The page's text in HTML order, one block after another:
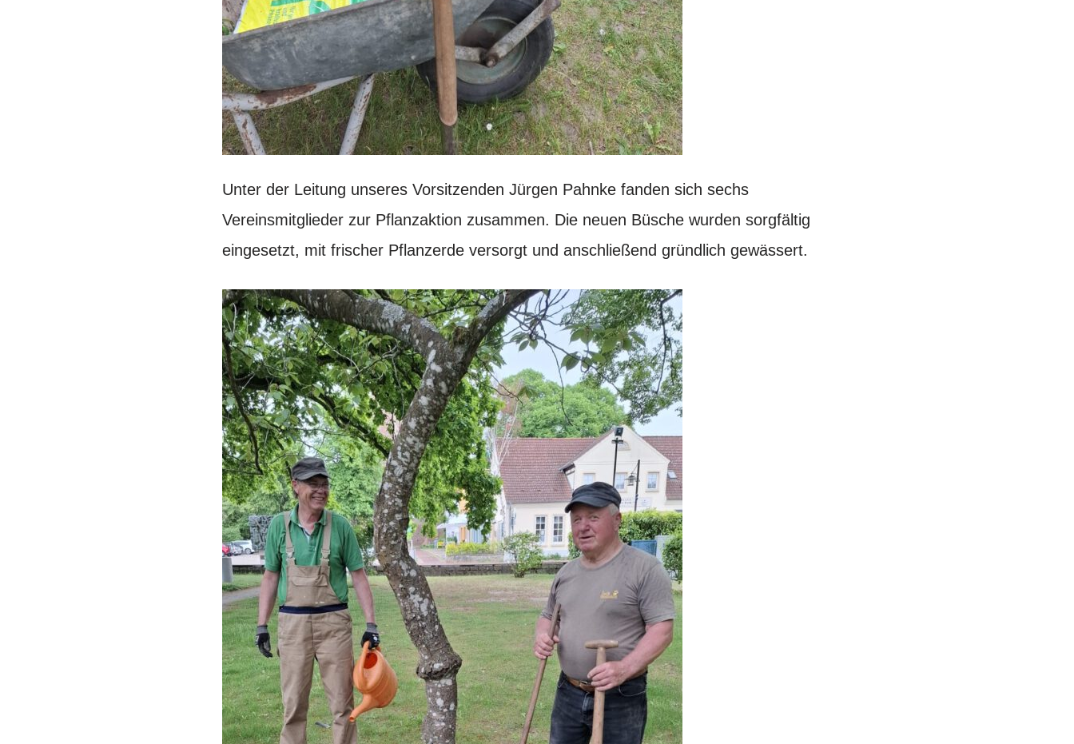
Unter der Leitung unseres Vorsitzenden Jürgen Pahnke fanden sich sechs
Vereinsmitglieder zur Pflanzaktion zusammen. Die neuen Büsche wurden sorgfältig
eingesetzt, mit frischer Pflanzerde versorgt und anschließend gründlich gewässert.